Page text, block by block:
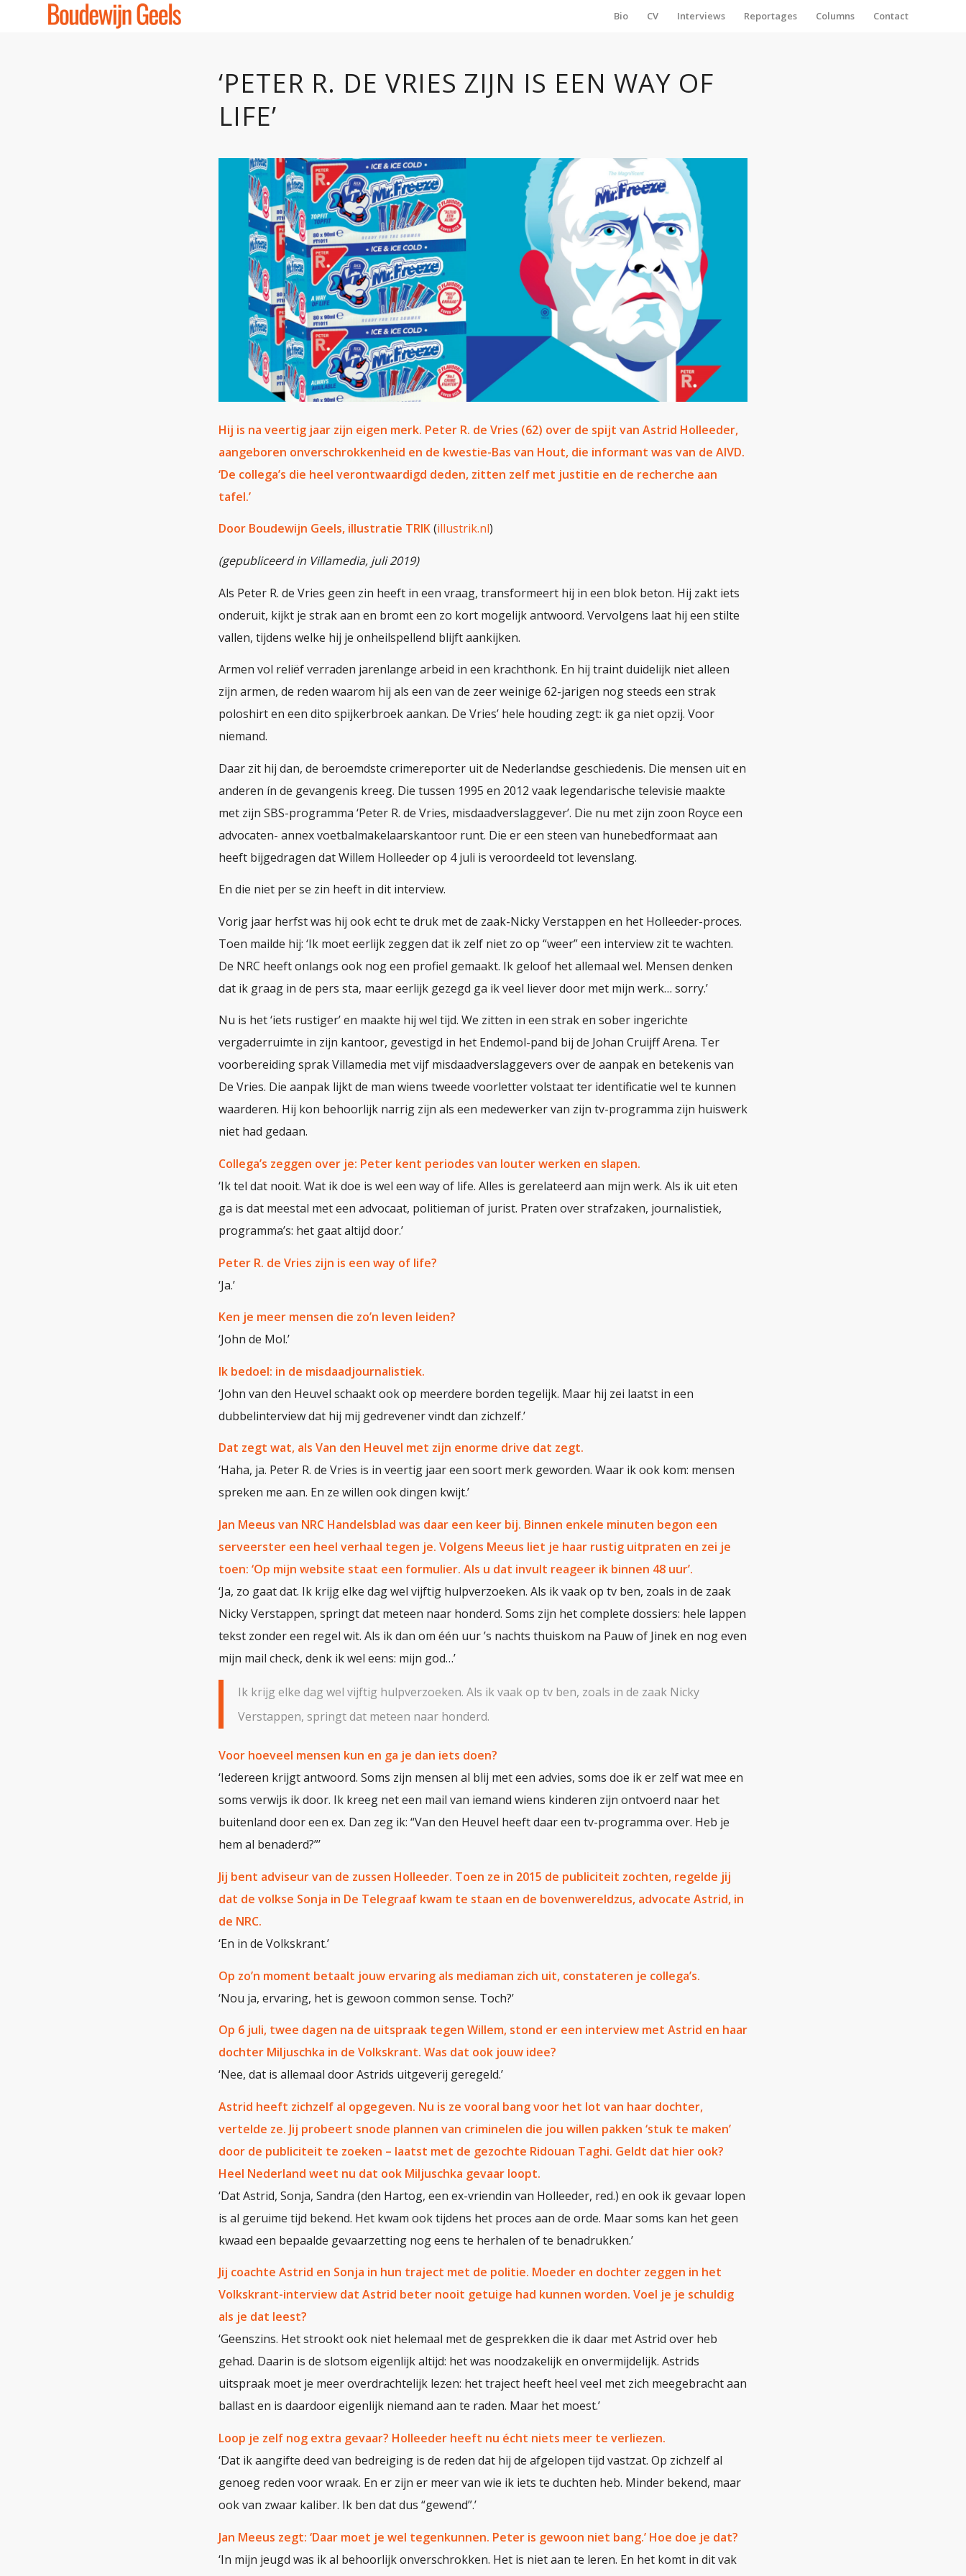
Bio CV Interviews Reportages Columns Contact
‘PETER R. DE VRIES ZIJN IS EEN WAY OF
LIFE’
Hij is na veertig jaar zijn eigen merk. Peter R. de Vries (62) over de spijt van Astrid Holleeder,
aangeboren onverschrokkenheid en de kwestie-Bas van Hout, die informant was van de AIVD.
‘De collega’s die heel verontwaardigd deden, zitten zelf met justitie en de recherche aan
tafel.’
Door Boudewijn Geels, illustratie TRIK(illustrik.nl)
(gepubliceerd in Villamedia, juli 2019)
Als Peter R. de Vries geen zin heeft in een vraag, transformeert hij in een blok beton. Hij zakt iets
onderuit, kijkt je strak aan en bromt een zo kort mogelijk antwoord. Vervolgens laat hij een stilte
vallen, tijdens welke hij je onheilspellend blijft aankijken.
Armen vol reliëf verraden jarenlange arbeid in een krachthonk. En hij traint duidelijk niet alleen
zijn armen, de reden waarom hij als een van de zeer weinige 62-jarigen nog steeds een strak
poloshirt en een dito spijkerbroek aankan. De Vries’ hele houding zegt: ik ga niet opzij. Voor
niemand.
Daar zit hij dan, de beroemdste crimereporter uit de Nederlandse geschiedenis. Die mensen uit en
anderen ín de gevangenis kreeg. Die tussen 1995 en 2012 vaak legendarische televisie maakte
met zijn SBS-programma ‘Peter R. de Vries, misdaadverslaggever’. Die nu met zijn zoon Royce een
advocaten- annex voetbalmakelaarskantoor runt. Die er een steen van hunebedformaat aan
heeft bijgedragen dat Willem Holleeder op 4 juli is veroordeeld tot levenslang.
En die niet per se zin heeft in dit interview.
Vorig jaar herfst was hij ook echt te druk met de zaak-Nicky Verstappen en het Holleeder-proces.
Toen mailde hij: ‘Ik moet eerlijk zeggen dat ik zelf niet zo op “weer” een interview zit te wachten.
De NRC heeft onlangs ook nog een profiel gemaakt. Ik geloof het allemaal wel. Mensen denken
dat ik graag in de pers sta, maar eerlijk gezegd ga ik veel liever door met mijn werk… sorry.’
Nu is het ‘iets rustiger’ en maakte hij wel tijd. We zitten in een strak en sober ingerichte
vergaderruimte in zijn kantoor, gevestigd in het Endemol-pand bij de Johan Cruijff Arena. Ter
voorbereiding sprak Villamedia met vijf misdaadverslaggevers over de aanpak en betekenis van
De Vries. Die aanpak lijkt de man wiens tweede voorletter volstaat ter identificatie wel te kunnen
waarderen. Hij kon behoorlijk narrig zijn als een medewerker van zijn tv-programma zijn huiswerk
niet had gedaan.
Collega’s zeggen over je: Peter kent periodes van louter werken en slapen.
‘Ik tel dat nooit. Wat ik doe is wel een way of life. Alles is gerelateerd aan mijn werk. Als ik uit eten
ga is dat meestal met een advocaat, politieman of jurist. Praten over strafzaken, journalistiek,
programma’s: het gaat altijd door.’
Peter R. de Vries zijn is een way of life?
‘Ja.’
Ken je meer mensen die zo’n leven leiden?
‘John de Mol.’
Ik bedoel: in de misdaadjournalistiek.
‘John van den Heuvel schaakt ook op meerdere borden tegelijk. Maar hij zei laatst in een
dubbelinterview dat hij mij gedrevener vindt dan zichzelf.’
Dat zegt wat, als Van den Heuvel met zijn enorme drive dat zegt.
‘Haha, ja. Peter R. de Vries is in veertig jaar een soort merk geworden. Waar ik ook kom: mensen
spreken me aan. En ze willen ook dingen kwijt.’
Jan Meeus van NRC Handelsblad was daar een keer bij. Binnen enkele minuten begon een
serveerster een heel verhaal tegen je. Volgens Meeus liet je haar rustig uitpraten en zei je
toen: ‘Op mijn website staat een formulier. Als u dat invult reageer ik binnen 48 uur’.
‘Ja, zo gaat dat. Ik krijg elke dag wel vijftig hulpverzoeken. Als ik vaak op tv ben, zoals in de zaak
Nicky Verstappen, springt dat meteen naar honderd. Soms zijn het complete dossiers: hele lappen
tekst zonder een regel wit. Als ik dan om één uur ’s nachts thuiskom na Pauw of Jinek en nog even
mijn mail check, denk ik wel eens: mijn god…’
Ik krijg elke dag wel vijftig hulpverzoeken. Als ik vaak op tv ben, zoals in de zaak Nicky
Verstappen, springt dat meteen naar honderd.
Voor hoeveel mensen kun en ga je dan iets doen?
‘Iedereen krijgt antwoord. Soms zijn mensen al blij met een advies, soms doe ik er zelf wat mee en
soms verwijs ik door. Ik kreeg net een mail van iemand wiens kinderen zijn ontvoerd naar het
buitenland door een ex. Dan zeg ik: “Van den Heuvel heeft daar een tv-programma over. Heb je
hem al benaderd?”’
Jij bent adviseur van de zussen Holleeder. Toen ze in 2015 de publiciteit zochten, regelde jij
dat de volkse Sonja in De Telegraaf kwam te staan en de bovenwereldzus, advocate Astrid, in
de NRC.
‘En in de Volkskrant.’
Op zo’n moment betaalt jouw ervaring als mediaman zich uit, constateren je collega’s.
‘Nou ja, ervaring, het is gewoon common sense. Toch?’
Op 6 juli, twee dagen na de uitspraak tegen Willem, stond er een interview met Astrid en haar
dochter Miljuschka in de Volkskrant. Was dat ook jouw idee?
‘Nee, dat is allemaal door Astrids uitgeverij geregeld.’
Astrid heeft zichzelf al opgegeven. Nu is ze vooral bang voor het lot van haar dochter,
vertelde ze. Jij probeert snode plannen van criminelen die jou willen pakken ‘stuk te maken’
door de publiciteit te zoeken – laatst met de gezochte Ridouan Taghi. Geldt dat hier ook?
Heel Nederland weet nu dat ook Miljuschka gevaar loopt.
‘Dat Astrid, Sonja, Sandra (den Hartog, een ex-vriendin van Holleeder, red.) en ook ik gevaar lopen
is al geruime tijd bekend. Het kwam ook tijdens het proces aan de orde. Maar soms kan het geen
kwaad een bepaalde gevaarzetting nog eens te herhalen of te benadrukken.’
Jij coachte Astrid en Sonja in hun traject met de politie. Moeder en dochter zeggen in het
Volkskrant-interview dat Astrid beter nooit getuige had kunnen worden. Voel je je schuldig
als je dat leest?
‘Geenszins. Het strookt ook niet helemaal met de gesprekken die ik daar met Astrid over heb
gehad. Daarin is de slotsom eigenlijk altijd: het was noodzakelijk en onvermijdelijk. Astrids
uitspraak moet je meer overdrachtelijk lezen: het traject heeft heel veel met zich meegebracht aan
ballast en is daardoor eigenlijk niemand aan te raden. Maar het moest.’
Loop je zelf nog extra gevaar? Holleeder heeft nu écht niets meer te verliezen.
‘Dat ik aangifte deed van bedreiging is de reden dat hij de afgelopen tijd vastzat. Op zichzelf al
genoeg reden voor wraak. En er zijn er meer van wie ik iets te duchten heb. Minder bekend, maar
ook van zwaar kaliber. Ik ben dat dus “gewend”.’
Jan Meeus zegt: ‘Daar moet je wel tegenkunnen. Peter is gewoon niet bang.’ Hoe doe je dat?
‘In mijn jeugd was ik al behoorlijk onverschrokken. Het is niet aan te leren. En het komt in dit vak